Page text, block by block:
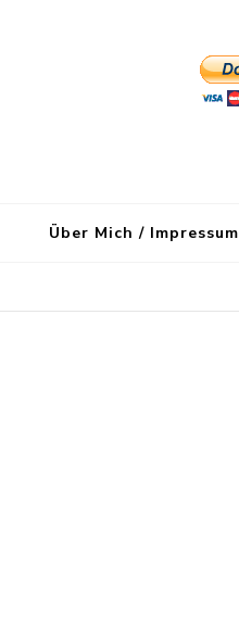
Über Mich / Impressum